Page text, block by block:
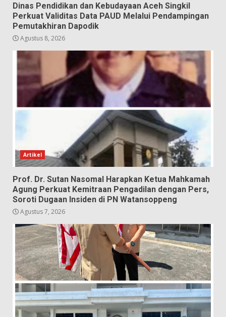
Dinas Pendidikan dan Kebudayaan Aceh Singkil
Perkuat Validitas Data PAUD Melalui Pendampingan
Pemutakhiran Dapodik
Agustus 8, 2026
Artikel
Prof. Dr. Sutan Nasomal Harapkan Ketua Mahkamah
Agung Perkuat Kemitraan Pengadilan dengan Pers,
Soroti Dugaan Insiden di PN Watansoppeng
Agustus 7, 2026